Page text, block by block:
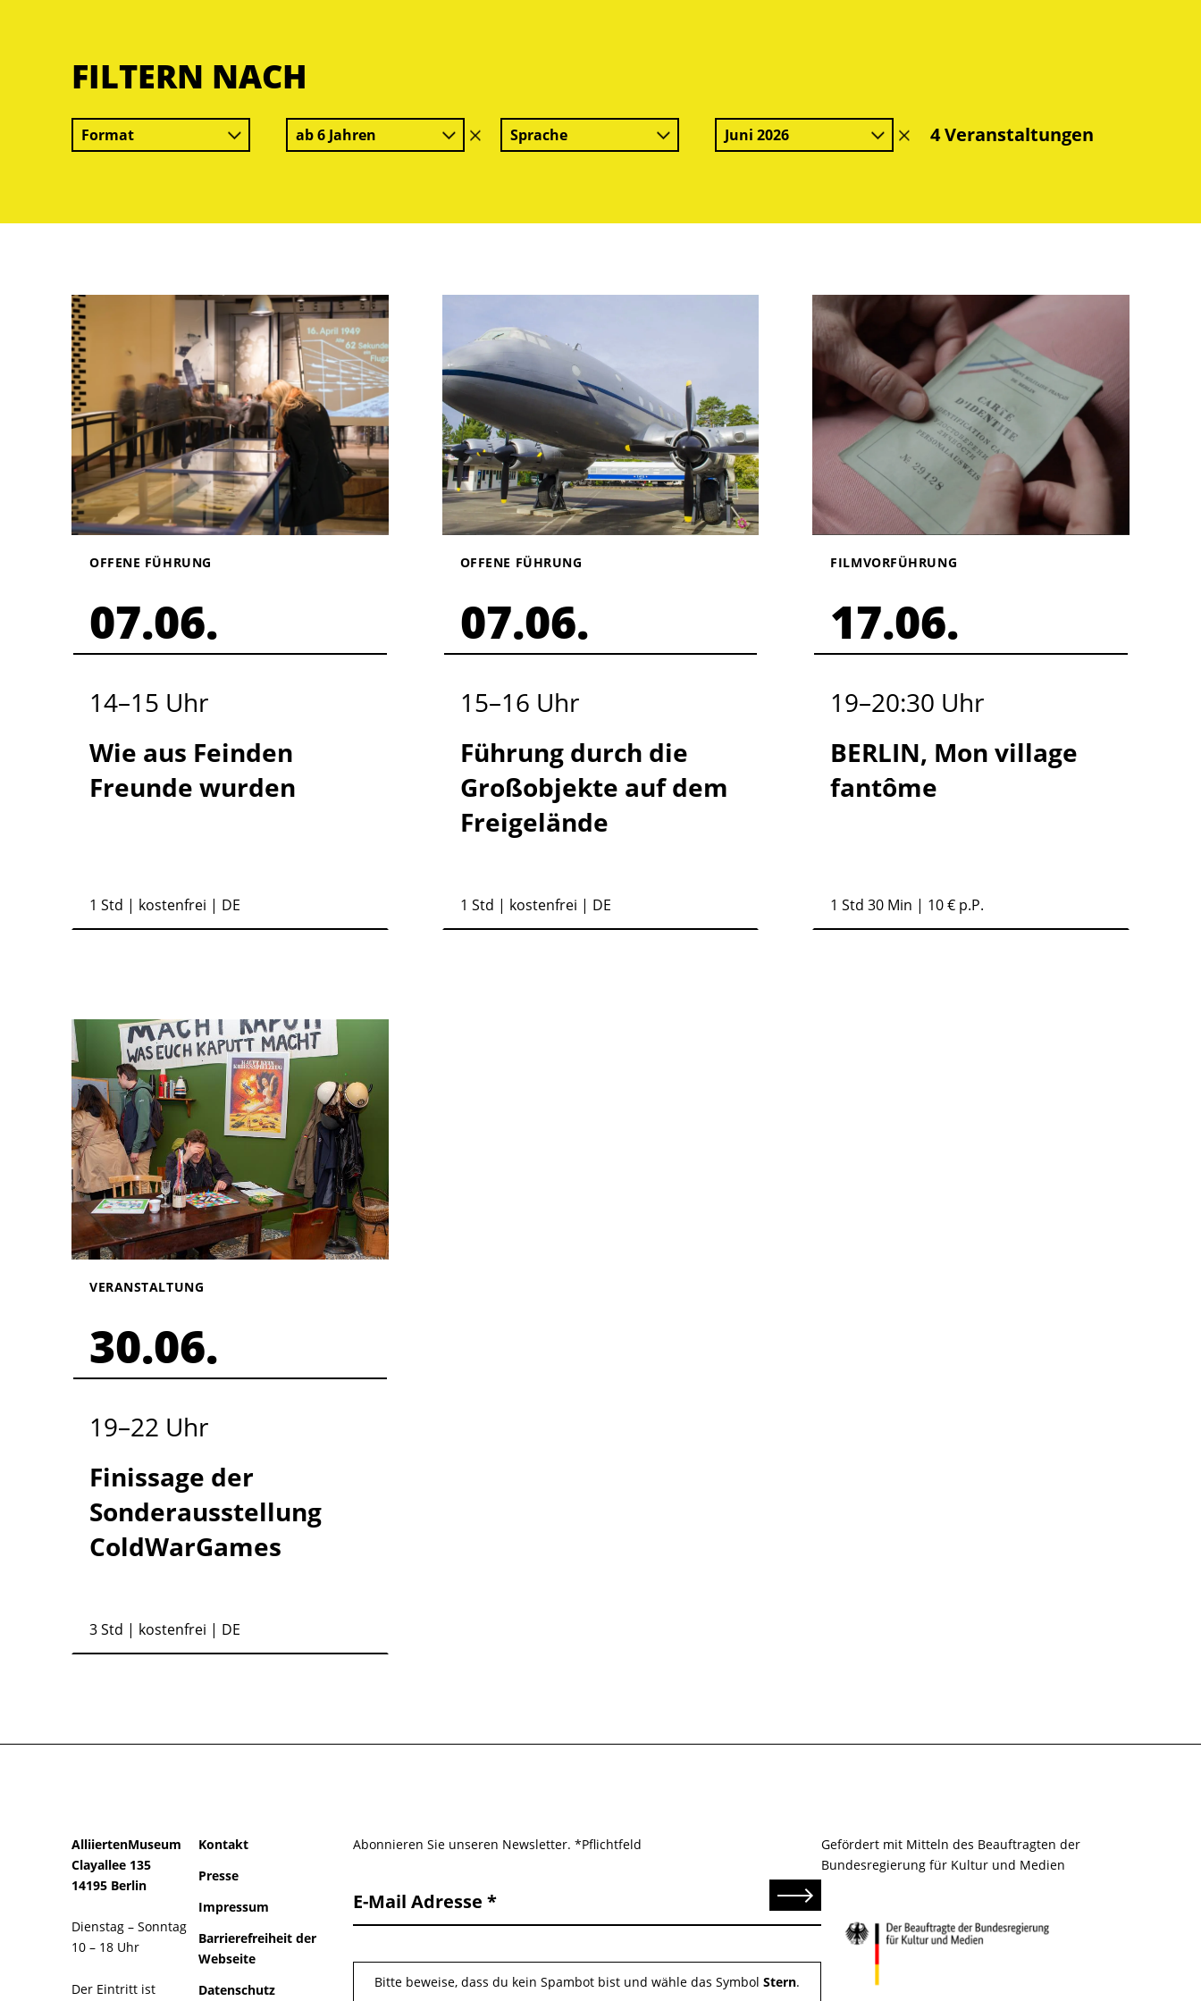
FILTERN NACH
Format ab 6 Jahren
Filter
löschen
Sprache Juni 2026
Filter4 Veranstaltungen
OFFENE FÜHRUNG
07.06.
14–15 Uhr
Wie aus Feinden
Freunde wurden
1 Std | kostenfrei | DE
OFFENE FÜHRUNG
07.06.
15–16 Uhr
Führung durch die
Großobjekte auf dem
Freigelände
1 Std | kostenfrei | DE
FILMVORFÜHRUNG
17.06.
19–20:30 Uhr
BERLIN, Mon village
fantôme
1 Std 30 Min | 10 € p.P.
VERANSTALTUNG
30.06.
19–22 Uhr
Finissage der
Sonderausstellung
ColdWarGames
3 Std | kostenfrei | DE
AlliiertenMuseum
Clayallee 135
14195 Berlin
Dienstag – Sonntag
10 – 18 Uhr
Der Eintritt ist
Kontakt
Presse
Impressum
Barrierefreiheit der
Webseite
Datenschutz
Abonnieren Sie unseren Newsletter. *Pflichtfeld
E-Mail Adresse Senden
Bitte beweise, dass du kein Spambot bist und wähle das Symbol Stern.
Gefördert mit Mitteln des Beauftragten der
Bundesregierung für Kultur und Medien